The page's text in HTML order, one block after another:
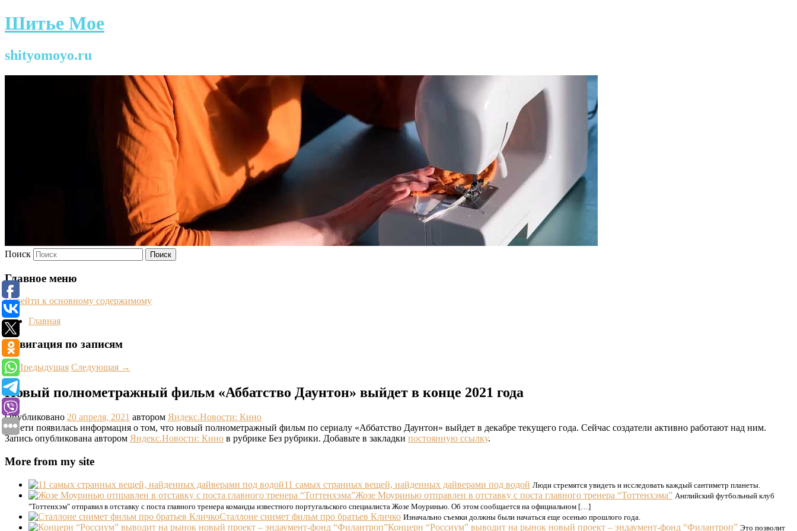
Шитье Мое
shityomoyo.ru
Поиск
Главное меню
Перейти к основному содержимому
Главная
Навигация по записям
←Предыдущая Следующая →
Новый полнометражный фильм «Аббатство Даунтон» выйдет в конце 2021 года
Опубликовано 20 апреля, 2021 автором Яндекс.Новости: Кино
В Сети появилась информация о том, что новый полнометражный фильм по сериалу «Аббатство Даунтон» выйдет в декабре текущего года. Сейчас создатели активно работают над ним.
Запись опубликована автором Яндекс.Новости: Кино в рубрике Без рубрики. Добавьте в закладки постоянную ссылку.
More from my site
11 самых странных вещей, найденных дайверами под водой Люди стремятся увидеть и исследовать каждый сантиметр планеты.
Жозе Моуринью отправлен в отставку с поста главного тренера “Тоттенхэма” Английский футбольный клуб
"Тоттенхэм" отправил в отставку с поста главного тренера команды известного португальского специалиста Жозе Моуринью. Об этом сообщается на официальном […]
Сталлоне снимет фильм про братьев Кличко Изначально съемки должны были начаться еще осенью прошлого года.
Концерн “Россиум” выводит на рынок новый проект – эндаумент-фонд “Филантроп” Это позволит